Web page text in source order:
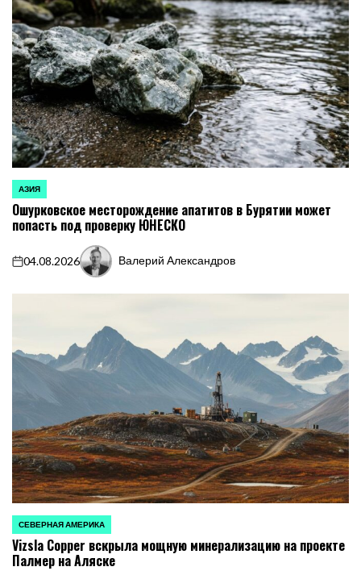
ОПУБЛИКОВАНО
В
АЗИЯ
Ошурковское месторождение апатитов в Бурятии может
попасть под проверку ЮНЕСКО
on
04.08.2026
Запись
Валерий Александров
ОПУБЛИКОВАНО
В
СЕВЕРНАЯ АМЕРИКА
Vizsla Copper вскрыла мощную минерализацию на проекте
Палмер на Аляске